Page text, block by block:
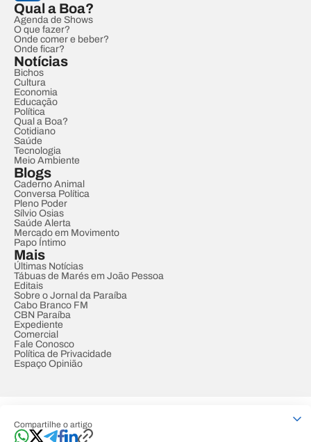
Compartilhe o artigo
Qual a Boa?
Agenda de Shows
O que fazer?
Onde comer e beber?
Onde ficar?
Notícias
Bichos
Cultura
Economia
Educação
Política
Qual a Boa?
Cotidiano
Saúde
Tecnologia
Meio Ambiente
Blogs
Caderno Animal
Conversa Política
Pleno Poder
Sílvio Osias
Saúde Alerta
Mercado em Movimento
Papo Íntimo
Mais
Últimas Notícias
Tábuas de Marés em João Pessoa
Editais
Sobre o Jornal da Paraíba
Cabo Branco FM
CBN Paraíba
Expediente
Comercial
Fale Conosco
Política de Privacidade
Espaço Opinião
Developed by Designed by